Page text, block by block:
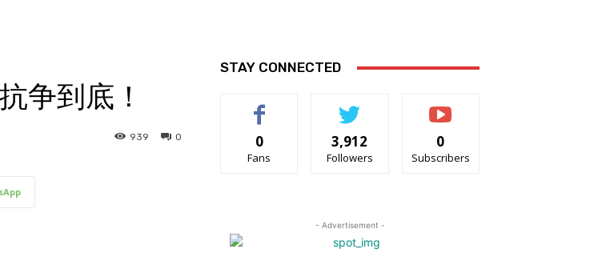
争到底！
0
939
STAY CONNECTED
0
Fans
3,912
Followers
0
Subscribers
- Advertisement -